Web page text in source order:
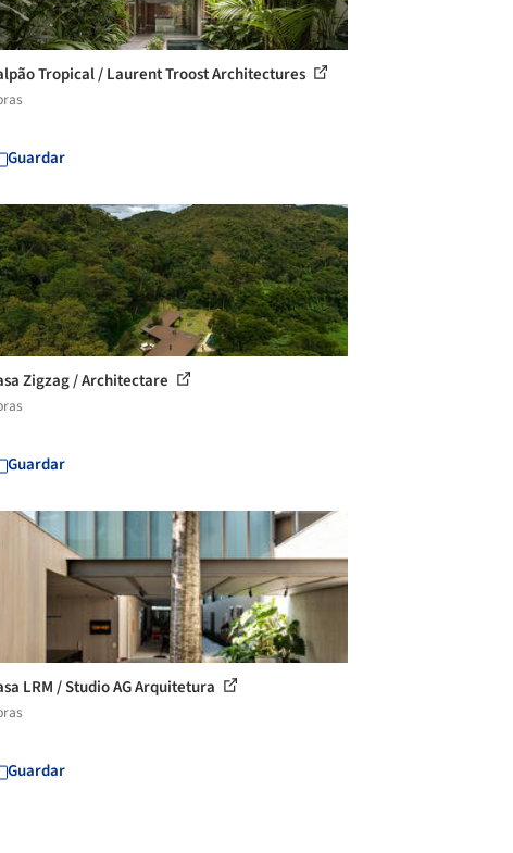
Tropical / Laurent Troost Architectures
Guardar
Zigzag / Architectare
Guardar
LRM / Studio AG Arquitetura
Guardar